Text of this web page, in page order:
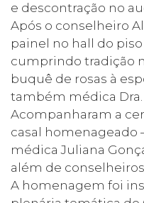
e descontração no
Após o conselheiro
painel no hall do piso
cumprindo tradição
buquê de rosas à
também médica Dra.
Acompanharam a
casal homenageado
médica Juliana
além de
A homenagem foi